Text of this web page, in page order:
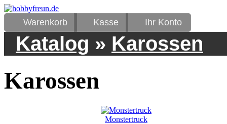
Warenkorb Kasse Ihr Konto
Katalog » Karossen
Karossen
Monstertruck